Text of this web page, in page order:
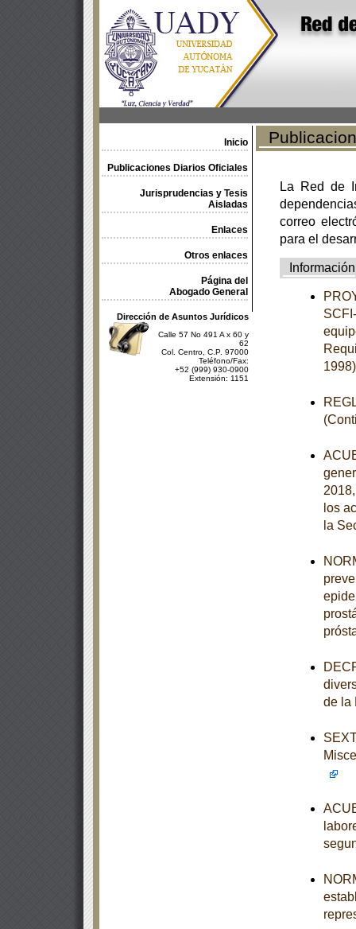
Inicio
Publicaciones Diarios Oficiales
Jurisprudencias y Tesis
Aisladas
Enlaces
Otros enlaces
Página del
Abogado General
Dirección de Asuntos Jurídicos
Calle 57 No 491 A x 60 y
62
Col. Centro, C.P. 97000
Teléfono/Fax:
+52 (999) 930-0900
Extensión: 1151
La Red de
correo
para el
Información
los
la
de la